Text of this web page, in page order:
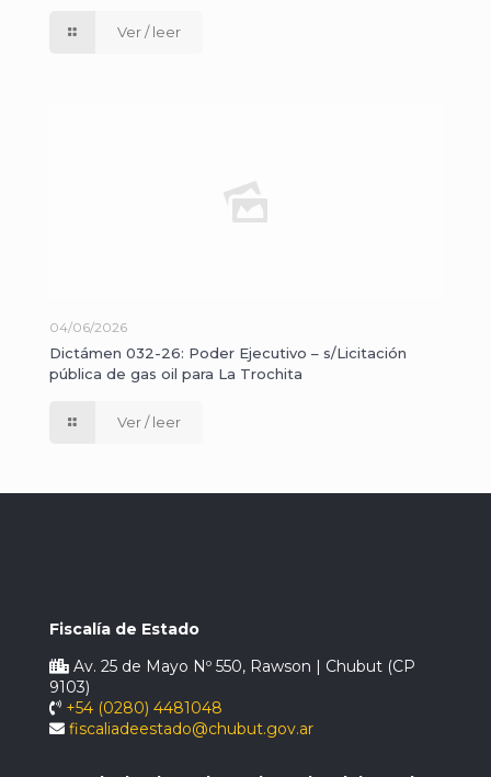
Ver / leer
04/06/2026
Dictámen 032-26: Poder Ejecutivo – s/Licitación
pública de gas oil para La Trochita
Ver / leer
Fiscalía de Estado
Av. 25 de Mayo Nº 550, Rawson | Chubut (CP
9103)
+54 (0280) 4481048
fiscaliadeestado@chubut.gov.ar